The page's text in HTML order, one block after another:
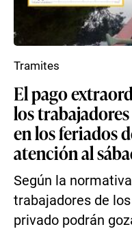
El pago
los
en los feriados
atención al
Según la
trabajadores de
privado podrán
Tramites